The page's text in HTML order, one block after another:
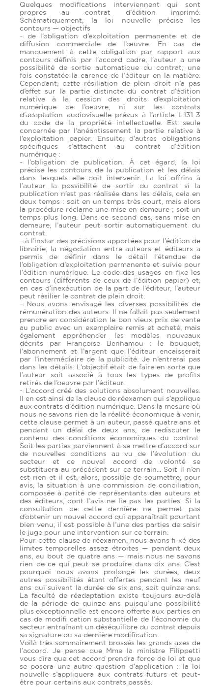
Quelques modifications interviennent qui sont
propres au contrat d’édition imprimé.
Schématiquement, la loi nouvelle précise les
contours — objectifs
- de l’obligation d’exploitation permanente et de
diffusion commerciale de l’œuvre. En cas de
manquement à cette obligation par rapport aux
contours définis par l’accord cadre, l’auteur a une
possibilité de sortie automatique du contrat, une
fois constatée la carence de l’éditeur en la matière.
Cependant, cette résiliation de plein droit n’a pas
d’effet sur la partie distincte du contrat d’édition
relative à la cession des droits d’exploitation
numérique de l’oeuvre, ni sur les contrats
d’adaptation audiovisuelle prévus à l’article L.131-3
du code de la propriété intellectuelle. Est seule
concernée par l’anéantissement la partie relative à
l’exploitation papier. Ensuite, d’autres obligations
spécifiques s’attachent au contrat d’édition
numérique :
- l’obligation de publication. À cet égard, la loi
précise les contours de la publication et les délais
dans lesquels elle doit intervenir. La loi offrira à
l’auteur la possibilité de sortir du contrat si la
publication n’est pas réalisée dans les délais, cela en
deux temps : soit en un temps très court, mais alors
la procédure réclame une mise en demeure ; soit un
temps plus long. Dans ce second cas, sans mise en
demeure, l’auteur peut sortir automatiquement du
contrat.
- à l’instar des précisions apportées pour l’édition de
librairie, la négociation entre auteurs et éditeurs a
permis de définir dans le détail l’étendue de
l’obligation d’exploitation permanente et suivie pour
l’édition numérique. Le code des usages en fixe les
contours (différents de ceux de l’édition papier) et,
en cas d’inexécution de la part de l’éditeur, l’auteur
peut résilier le contrat de plein droit.
- Nous avons envisagé les diverses possibilités de
rémunération des auteurs. Il ne fallait pas seulement
prendre en considération le bon vieux prix de vente
au public avec un exemplaire remis et acheté, mais
également appréhender les modèles nouveaux
décrits par Françoise Benhamou : le bouquet,
l’abonnement et l’argent que l’éditeur encaisserait
par l’intermédiaire de la publicité. Je n’entrerai pas
dans les détails. L’objectif était de faire en sorte que
l’auteur soit associé à tous les types de profits
retirés de l’oeuvre par l’éditeur.
- L’accord créé des solutions absolument nouvelles.
Il en est ainsi de la clause de réexamen qui s’applique
aux contrats d’édition numérique. Dans la mesure où
nous ne savons rien de la réalité économique à venir,
cette clause permet à un auteur, passé quatre ans et
pendant un délai de deux ans, de rediscuter le
contenu des conditions économiques du contrat.
Soit les parties parviennent à se mettre d’accord sur
de nouvelles conditions au vu de l’évolution du
secteur et ce nouvel accord de volonté se
substituera au précédent sur ce terrain... Soit il n’en
est rien et il est, alors, possible de soumettre, pour
avis, la situation à une commission de conciliation,
composée à parité de représentants des auteurs et
des éditeurs, dont l’avis ne lie pas les parties. Si la
consultation de cette dernière ne permet pas
d’obtenir un nouvel accord qui apparaîtrait pourtant
bien venu, il est possible à l’une des parties de saisir
le juge pour une intervention sur ce terrain.
Pour cette clause de réexamen, nous avons fi xé des
limites temporelles assez étroites — pendant deux
ans, au bout de quatre ans — mais nous ne savons
rien de ce qui peut se produire dans dix ans. C’est
pourquoi nous avons prolongé les durées, deux
autres possibilités étant offertes pendant les neuf
ans qui suivent la durée de six ans, soit quinze ans.
La faculté de réadaptation existe toujours au-delà
de la période de quinze ans puisqu’une possibilité
plus exceptionnelle est encore offerte aux parties en
cas de modifi cation substantielle de l’économie du
secteur entraînant un déséquilibre du contrat depuis
sa signature ou sa dernière modification.
Voilà très sommairement brossés les grands axes de
l’accord. Je pense que Mme la ministre Filippetti
vous dira que cet accord prendra force de loi et que
se posera une autre question d’application : la loi
nouvelle s’appliquera aux contrats futurs et peut-
être pour certains aux contrats passés.